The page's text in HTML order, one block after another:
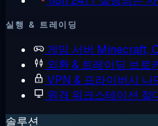
실행 & 트레이딩
게임 서버 Minecraft,
외환 & 트레이딩 브로
VPN & 프라이버시 나
원격 워크스테이션 절
솔루션